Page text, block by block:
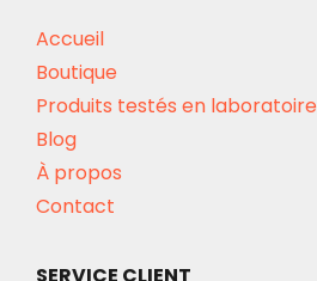
Accueil
Boutique
Produits testés en laboratoire
Blog
À propos
Contact